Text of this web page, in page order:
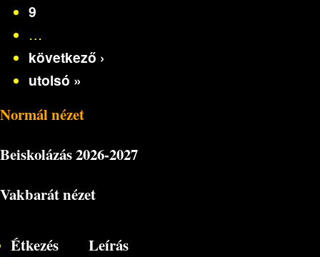
9
…
következő ›
utolsó »
Normál nézet
Beiskolázás2026-2027
Vakbarát nézet
Étkezés
Leírás